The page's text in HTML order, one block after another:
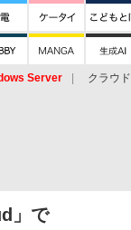
Server クラウド
」で